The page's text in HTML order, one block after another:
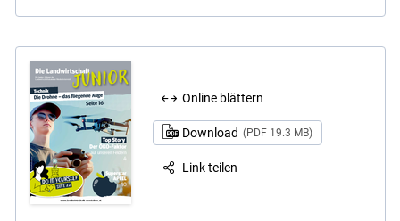
Online blättern
Download (PDF 19.3 MB)
Link teilen